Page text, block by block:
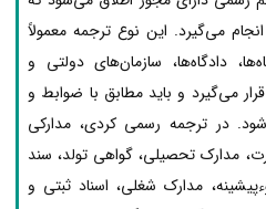
می‌گیرد. این نوع ترجمه معمولاً
دادگاه‌ها، سازمان‌های دولتی و
می‌گیرد و باید مطابق با ضوابط و
شود. در ترجمه رسمی کردی، مدارکی
مدارک تحصیلی، گواهی تولد، سند
مدارک شغلی، اسناد ثبتی و